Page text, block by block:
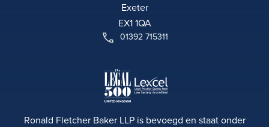
Exeter
EX1 1QA
01392 715311
Ronald Fletcher Baker LLP is bevoegd en staat onder